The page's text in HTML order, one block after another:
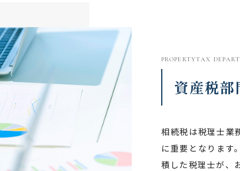
PROPERTYTAX
資産税部
相続税は税理士業
に重要となります
積した税理士が、